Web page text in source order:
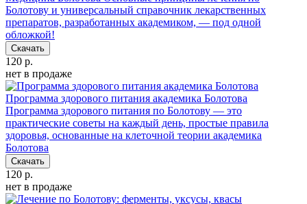
Болотову и универсальный справочник лекарственных
препаратов, разработанных академиком, — под одной
обложкой!
Скачать
120 р.
нет в продаже
Программа здорового питания академика Болотова
Программа здорового питания по Болотову — это
практические советы на каждый день, простые правила
здоровья, основанные на клеточной теории академика
Болотова
Скачать
120 р.
нет в продаже